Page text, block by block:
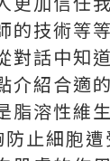
的技術等
對話中知
介紹合適
脂溶性維
止細胞